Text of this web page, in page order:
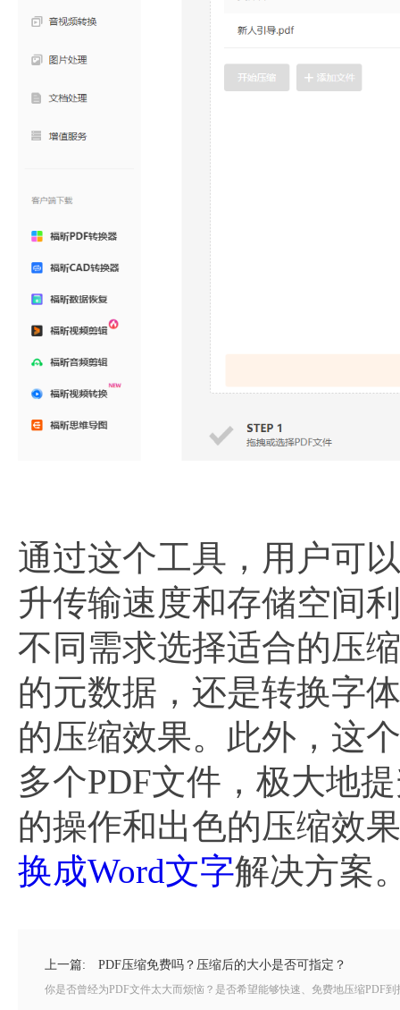
通过这个工具，用户可
升传输速度和存储空间
不同需求选择适合的压
的元数据，还是转换字
的压缩效果。此外，这
多个PDF文件，极大地
的操作和出色的压缩效
换成Word文字解决方案
上一篇: PDF压缩免费吗？压缩后的大小是否可指定？
你是否曾经为PDF文件太大而烦恼？是否希望能够快速、免费地压缩PDF